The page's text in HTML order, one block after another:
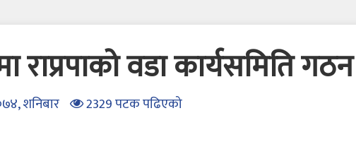
राप्रपाको वडा कार्यसमिति गठन
शनिबार 2329 पटक पढिएको